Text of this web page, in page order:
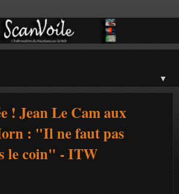
▼
! Jean Le Cam aux
: "Il ne faut pas
le coin" - ITW